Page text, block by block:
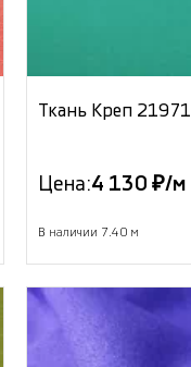
Ткань Креп 21971
Цена:4 130 ₽/м
В наличии 7.40 м